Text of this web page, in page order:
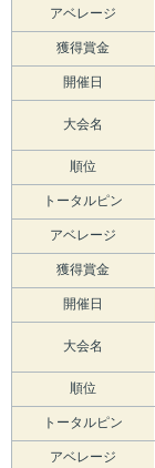
アベレージ
獲得賞金
開催日
大会名
順位
トータルピン
アベレージ
獲得賞金
開催日
大会名
順位
トータルピン
アベレージ